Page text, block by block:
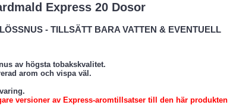
Express 20 Dosor
- TILLSÄTT BARA VATTEN & EVENTUELL
av högsta tobakskvalitet.
arom och vispa väl.
versioner av Express-aromtillsatser till den här produkten